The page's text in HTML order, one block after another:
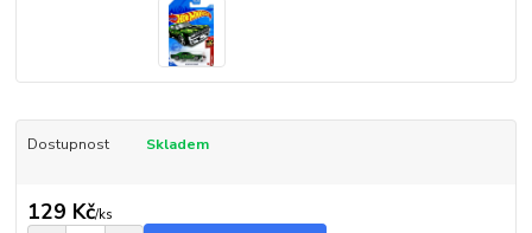
Dostupnost Skladem
129 Kč/ks